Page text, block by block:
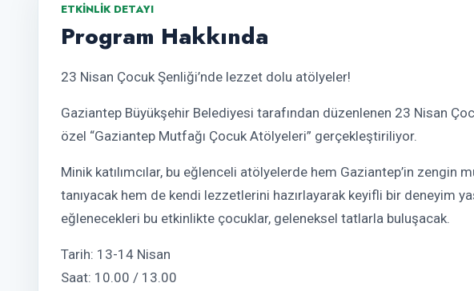
ETKINLIK DETAYI
Program Hakkında
23 Nisan Çocuk Şenliği’nde lezzet dolu atölyeler!
Gaziantep Büyükşehir Belediyesi tarafından düzenlenen 23 Nisan
özel “Gaziantep Mutfağı Çocuk Atölyeleri” gerçekleştiriliyor.
Minik katılımcılar, bu eğlenceli atölyelerde hem Gaziantep’in zengin
tanıyacak hem de kendi lezzetlerini hazırlayarak keyifli bir deneyim
eğlenecekleri bu etkinlikte çocuklar, geleneksel tatlarla buluşacak.
Tarih: 13-14 Nisan
Saat: 10.00 / 13.00